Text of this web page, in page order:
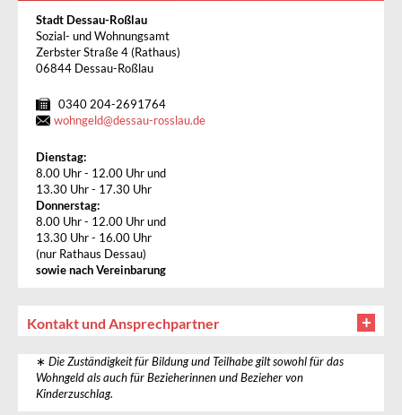
Stadt Dessau-Roßlau
Sozial- und Wohnungsamt
Zerbster Straße 4 (Rathaus)
06844 Dessau-Roßlau
0340 204-2691764
wohngeld@dessau-rosslau.de
Dienstag:
8.00 Uhr - 12.00 Uhr und
13.30 Uhr - 17.30 Uhr
Donnerstag:
8.00 Uhr - 12.00 Uhr und
13.30 Uhr - 16.00 Uhr
(nur Rathaus Dessau)
sowie nach Vereinbarung
Kontakt und Ansprechpartner
∗ Die Zuständigkeit für Bildung und Teilhabe gilt sowohl für das
Wohngeld als auch für Bezieherinnen und Bezieher von
Kinderzuschlag.